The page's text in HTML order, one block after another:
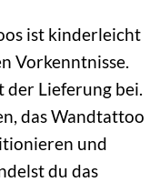
ist kinderleicht
Vorkenntnisse.
Lieferung bei.
das Wandtattoo
und
du das